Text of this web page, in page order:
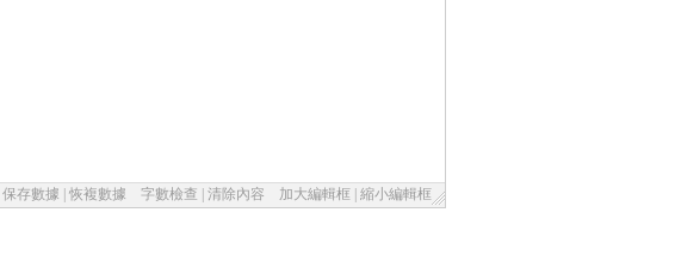
保存數據 恢複數據 字數檢查 清除內容 加大編輯框 縮小編輯框